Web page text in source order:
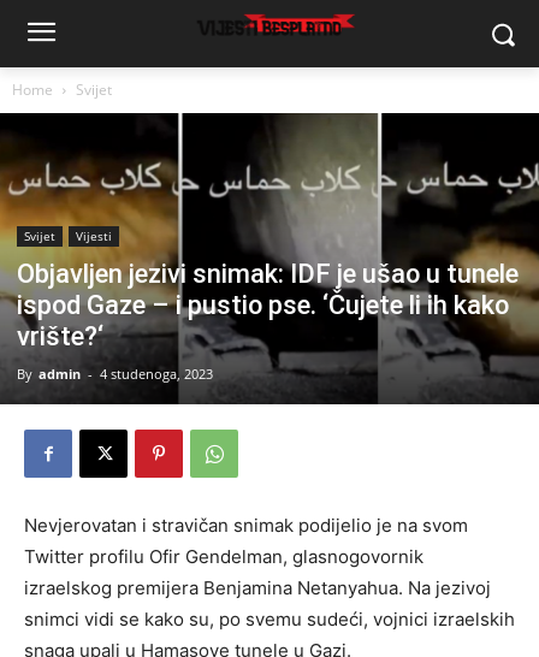
Home Svijet
Svijet Vijesti
Objavljen jezivi snimak: IDF je ušao u tunele
ispod Gaze – i pustio pse. ‘Čujete li ih kako
vrište?‘
By admin - 4 studenoga, 2023
Nevjerovatan i stravičan snimak podijelio je na svom
Twitter profilu Ofir Gendelman, glasnogovornik
izraelskog premijera Benjamina Netanyahua. Na jezivoj
snimci vidi se kako su, po svemu sudeći, vojnici izraelskih
snaga upali u Hamasove tunele u Gazi.